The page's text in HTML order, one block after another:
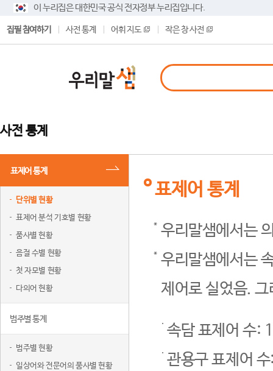
이 누리집은 대한민국 공식 전자정부 누리집입니다.
집필 참여하기 사전 통계 어휘 지도 작은 창 사전
사전 통계
표제어 통계
단위별 현황
표제어 분석 기호별 현황
품사별 현황
음절 수별 현황
첫 자모별 현황
다의어 현황
범주별 통계
범주별 현황
일상어와 전문어의 품사별 현황
표제어 통계
우리말샘에서는
우리말샘에서는
제어로 실었음.
속담 표제어 수:
관용구 표제어